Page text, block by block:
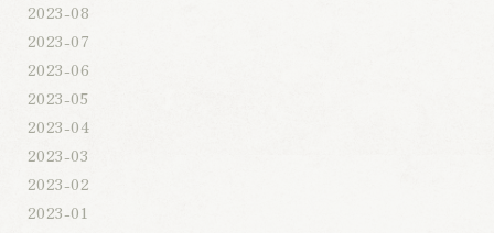
2023-08
2023-07
2023-06
2023-05
2023-04
2023-03
2023-02
2023-01